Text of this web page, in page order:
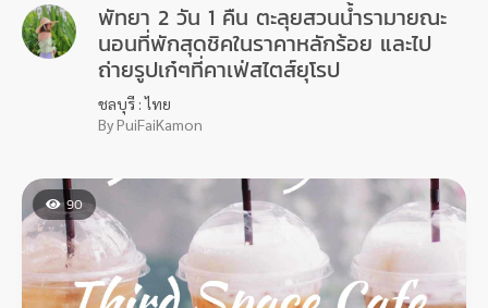
พัทยา 2 วัน 1 คืน ตะลุยสวนนํ้ารามายณะ
นอนที่พักสุดชิคในราคาหลักร้อย และไป
ถ่ายรูปเก๋ๆที่คาเฟ่สไตส์ยุโรป
ชลบุรี : ไทย
By PuiFaiKamon
90